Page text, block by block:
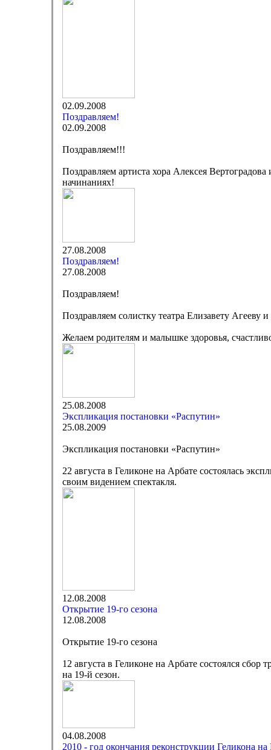
02.09.2008
Поздравляем!
02.09.2008
Поздравляем!!!
Поздравляем артиста хора Алексея
начинаниях!
27.08.2008
Поздравляем!
27.08.2008
Поздравляем!
Поздравляем солистку театра Елизавету
Желаем родителям и малышке здоровья,
25.08.2008
Экспликация постановки «Распутин»
25.08.2009
Экспликация постановки «Распутин»
22 августа в Геликоне на Арбате состоялась
своим видением спектакля.
12.08.2008
Открытие 19-го сезона
12.08.2008
Открытие 19-го сезона
12 августа в Геликоне на Арбате состоялся
на 19-й сезон.
04.08.2008
2010 - год окончания реконструкции Геликона